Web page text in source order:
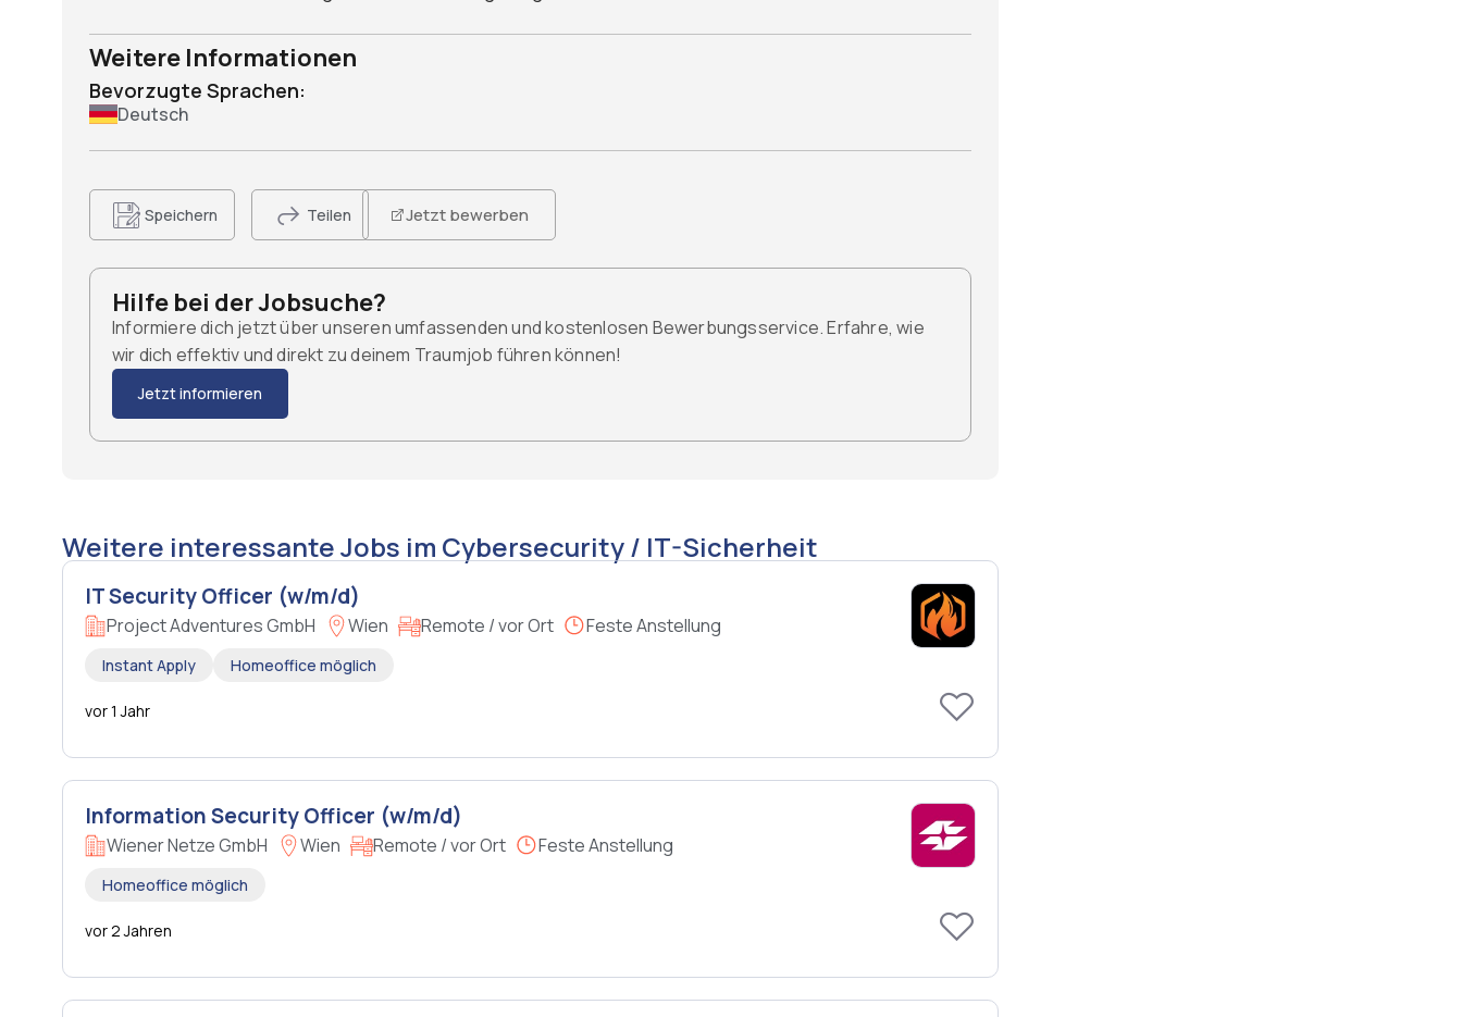
Weitere Informationen
Bevorzugte Sprachen:
Deutsch
Speichern Teilen Jetzt bewerben
Hilfe bei der Jobsuche?
Informiere dich jetzt über unseren umfassenden und kostenlosen Bewerbungsservice. Erfahre, wie
wir dich effektiv und direkt zu deinem Traumjob führen können!
Jetzt informieren
Weitere interessante Jobs im Cybersecurity / IT-Sicherheit
IT Security Officer (w/m/d)
Project Adventures GmbH Wien Remote / vor Ort Feste Anstellung
Instant Apply Homeoffice möglich
vor 1 Jahr
Information Security Officer (w/m/d)
Wiener Netze GmbH Wien Remote / vor Ort Feste Anstellung
Homeoffice möglich
vor 2 Jahren